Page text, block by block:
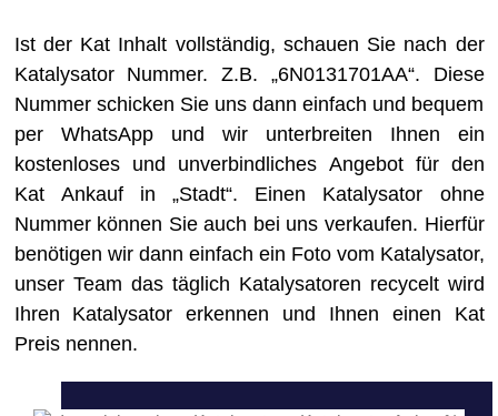
Ist der Kat Inhalt vollständig, schauen Sie nach der
Katalysator Nummer. Z.B. „6N0131701AA“. Diese
Nummer schicken Sie uns dann einfach und bequem
per WhatsApp und wir unterbreiten Ihnen ein
kostenloses und unverbindliches Angebot für den
Kat Ankauf in „Stadt“. Einen Katalysator ohne
Nummer können Sie auch bei uns verkaufen. Hierfür
benötigen wir dann einfach ein Foto vom Katalysator,
unser Team das täglich Katalysatoren recycelt wird
Ihren Katalysator erkennen und Ihnen einen Kat
Preis nennen.